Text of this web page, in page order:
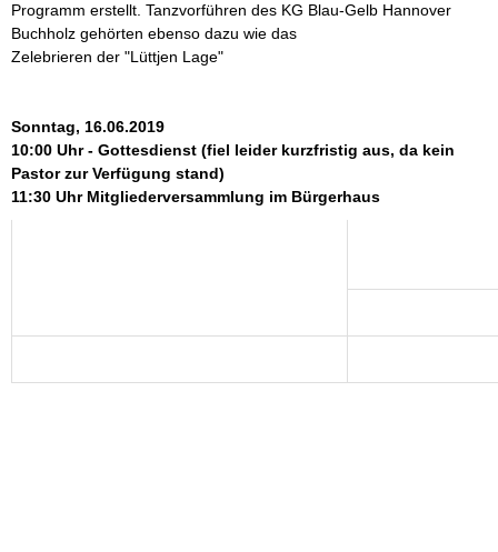
Programm erstellt. Tanzvorführen des KG Blau-Gelb Hannover
Buchholz gehörten ebenso dazu wie das
Zelebrieren der "Lüttjen Lage"
Sonntag, 16.06.2019
10:00 Uhr - Gottesdienst (fiel leider kurzfristig aus, da kein
Pastor zur Verfügung stand)
11:30 Uhr Mitgliederversammlung im Bürgerhaus